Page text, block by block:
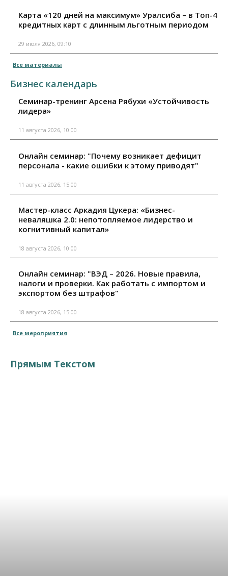
Карта «120 дней на максимум» Уралсиба – в Топ-4
кредитных карт с длинным льготным периодом
29 июля 2026, 09:10
Все материалы
Бизнес календарь
Семинар-тренинг Арсена Рябухи «Устойчивость
лидера»
11 августа 2026, 10:00
Онлайн семинар: "Почему возникает дефицит
персонала - какие ошибки к этому приводят"
11 августа 2026, 15:00
Мастер-класс Аркадия Цукера: «Бизнес-
неваляшка 2.0: непотопляемое лидерство и
когнитивный капитал»
18 августа 2026, 10:00
Онлайн семинар: "ВЭД – 2026. Новые правила,
налоги и проверки. Как работать с импортом и
экспортом без штрафов"
18 августа 2026, 15:00
Все мероприятия
Прямым Текстом